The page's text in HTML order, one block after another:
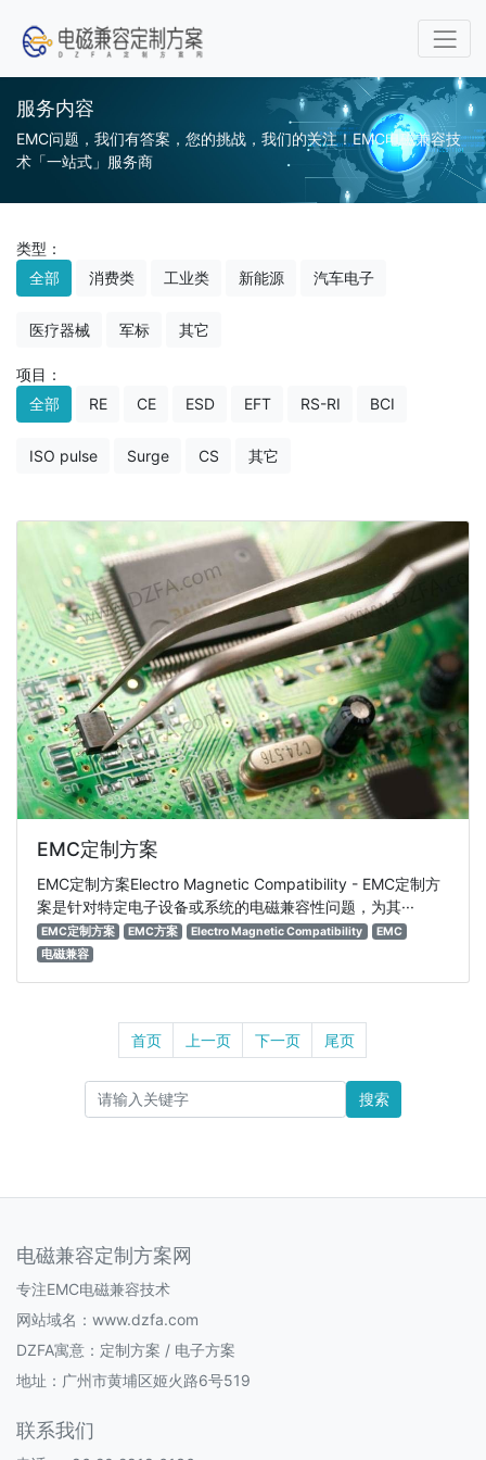
服务内容
EMC问题，我们有答案，您的挑战，我们的关注！EMC电磁兼容技
术「一站式」服务商
类型：
全部
消费类 工业类 新能源 汽车电子
医疗器械 军标 其它
项目：
全部
RE CE ESD EFT RS-RI BCI
ISO pulse Surge CS 其它
EMC定制方案
EMC定制方案Electro Magnetic Compatibility - EMC定制方
案是针对特定电子设备或系统的电磁兼容性问题，为其···
EMC定制方案 EMC方案 Electro Magnetic Compatibility
EMC
电磁兼容
首页 上一页 下一页 尾页
搜索
电磁兼容定制方案网
专注EMC电磁兼容技术
网站域名：www.dzfa.com
DZFA寓意：定制方案 / 电子方案
地址：广州市黄埔区姬火路6号519
联系我们